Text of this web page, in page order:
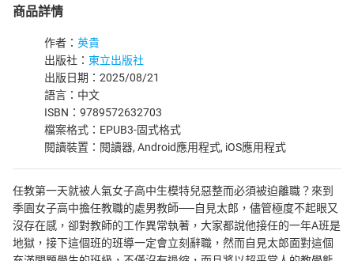
商品詳情
作者： 英貴
出版社： 東立出版社
出版日期：2025/08/21
語言：中文
ISBN：9789572632703
檔案格式：EPUB3-固式格式
閱讀裝置：閱讀器, Android應用程式, iOS應用程式
任教第一天就被人氣女子高中生模特兒惡整而必須被迫離職？來到
季園女子高中擔任教職的處男教師──自見太郎，儘管極度不起眼又
沒存在感，卻對教師的工作異常執著，大家都說他接任的一年A班是
地獄，接下這個班的班導一定會立刻辭職，然而自見太郎面對這個